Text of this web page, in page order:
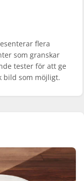
flera
som granskar
tester för att ge
bild som möjligt.